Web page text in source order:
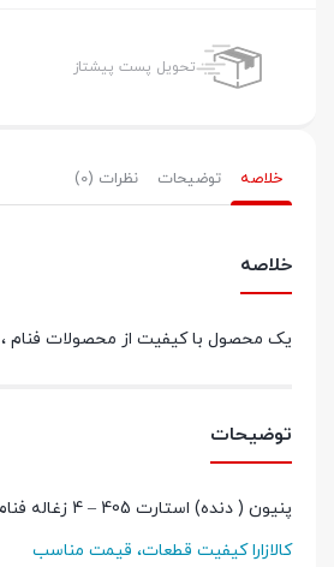
تحویل پست پیشتاز
خلاصه توضیحات نظرات (0)
خلاصه
یک محصول با کیفیت از محصولات فنام ،
توضیحات
پنیون ( دنده) استارت 405 – 4 زغاله فنام
کالازارا کیفیت قطعات، قیمت مناسب